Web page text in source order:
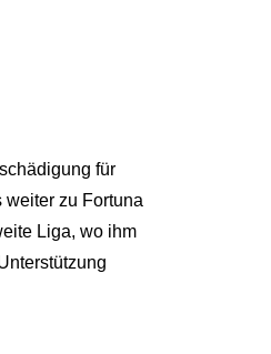
für
weiter zu Fortuna
Liga, wo ihm